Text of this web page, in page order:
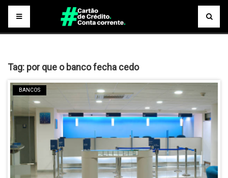
Tag: por que o banco fecha cedo
BANCOS